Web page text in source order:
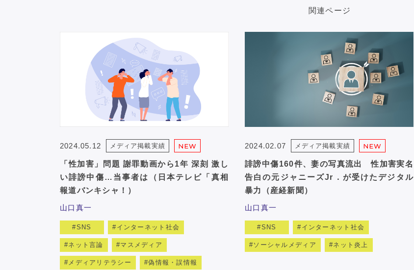
関連ページ
2024.05.12 メディア掲載実績 NEW
「性加害」問題 謝罪動画から1年 深刻 激し
い誹謗中傷…当事者は（日本テレビ「真相
報道バンキシャ！）
山口真一
SNS インターネット社会
ネット言論 マスメディア
メディアリテラシー 偽情報・誤情報
2024.02.07 メディア掲載実績 NEW
誹謗中傷160件、妻の写真流出 性加害実名
告白の元ジャニーズJr．が受けたデジタル
暴力（産経新聞）
山口真一
SNS インターネット社会
ソーシャルメディア ネット炎上